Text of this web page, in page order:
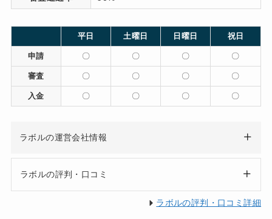
平日 土曜日 日曜日 祝日
申請 〇 〇 〇 〇
審査 〇 〇 〇 〇
入金 〇 〇 〇 〇
ラボルの運営会社情報
ラボルの評判・口コミ
ラボルの評判・口コミ詳細